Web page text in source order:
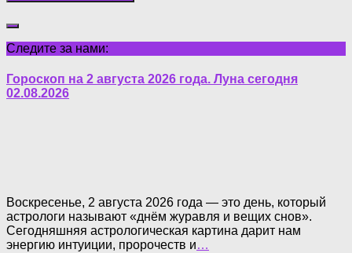
Следите за нами:
Гороскоп на 2 августа 2026 года. Луна сегодня
02.08.2026
Воскресенье, 2 августа 2026 года — это день, который
астрологи называют «днём журавля и вещих снов».
Сегодняшняя астрологическая картина дарит нам
энергию интуиции, пророчеств и…